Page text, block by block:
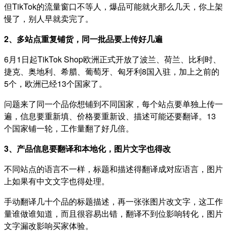
但TikTok的流量窗口不等人，爆品可能就火那么几天，你上架
慢了，别人早就卖完了。
2、多站点重复铺货，同一批品要上传好几遍
6月1日起TikTok Shop欧洲正式开放了波兰、荷兰、比利时、
捷克、奥地利、希腊、葡萄牙、匈牙利8国入驻，加上之前的
5个，欧洲已经13个国家了。
问题来了同一个品你想铺到不同国家，每个站点要单独上传一
遍，信息要重新填、价格要重新设、描述可能还要翻译。13
个国家铺一轮，工作量翻了好几倍。
3、产品信息要翻译和本地化，图片文字也得改
不同站点的语言不一样，标题和描述得翻译成对应语言，图片
上如果有中文文字也得处理。
手动翻译几十个品的标题描述，再一张张图片改文字，这工作
量谁做谁知道，而且很容易出错，翻译不到位影响转化，图片
文字漏改影响买家体验。